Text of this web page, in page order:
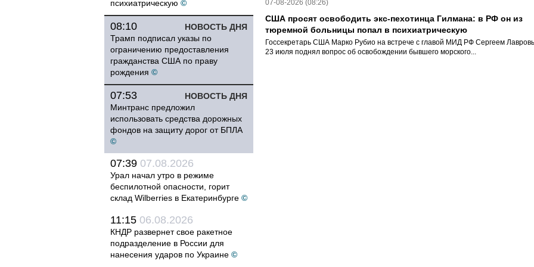
психиатрическую ©
НОВОСТЬ ДНЯ
08:10
Трамп подписал указы по
ограничению предоставления
гражданства США по праву
рождения ©
НОВОСТЬ ДНЯ
07:53
Минтранс предложил
использовать средства дорожных
фондов на защиту дорог от БПЛА
©
07:39 07.08.2026
Урал начал утро в режиме
беспилотной опасности, горит
склад Wilberries в Екатеринбурге ©
11:15 06.08.2026
КНДР развернет свое ракетное
подразделение в России для
нанесения ударов по Украине ©
07-08-2026 (08:26)
США просят освободить экс-пехотинца Гилмана: в РФ он из
тюремной больницы попал в психиатрическую
Госсекретарь США Марко Рубио на встрече с главой МИД РФ Сергеем
23 июля поднял вопрос об освобождении бывшего морского...